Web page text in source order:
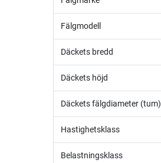
Fälgmodell
Däckets bredd
Däckets höjd
Däckets fälgdiameter (tum)
Hastighetsklass
Belastningsklass